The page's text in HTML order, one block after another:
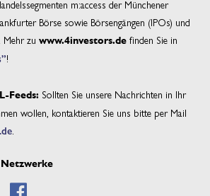
m:access der Münchener
Börse sowie Börsengängen (IPOs) und
Mehr zu www.4investors.de finden Sie in
!
Feeds: Sollten Sie unsere Nachrichten in Ihr
wollen, kontaktieren Sie uns bitte per Mail
.